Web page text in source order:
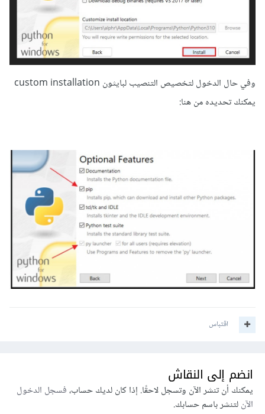
وفي حال الدخول لتخصيص التنصيب لبايثون custom installation
يمكنك تحديده من هنا:
اقتباس
انضم إلى النقاش
يمكنك أن تنشر الآن وتسجل لاحقًا. إذا كان لديك حساب،فسجل الدخول
الآنلتنشر باسم حسابك.